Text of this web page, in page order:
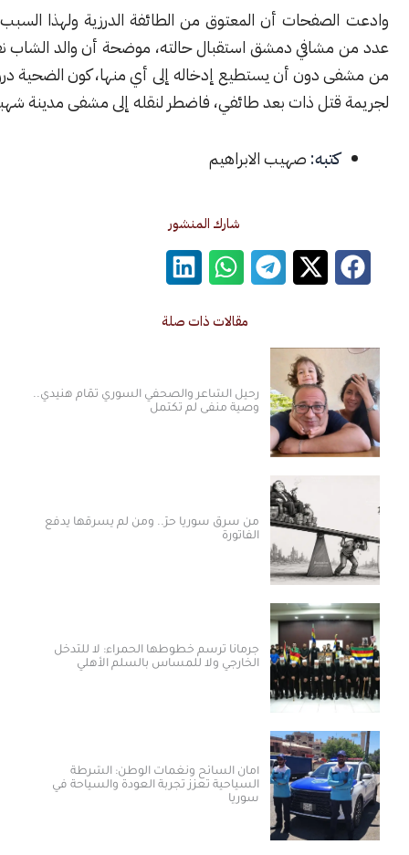
أن المعتوق من الطائفة الدرزية ولهذا السبب فقد رفض
دمشق استقبال حالته، موضحة أن والد الشاب نقله إلى أكثر
دون أن يستطيع إدخاله إلى أي منها، كون الضحية درزي متعرض
ذات بعد طائفي، فاضطر لنقله إلى مشفى مدينة شهبا.
صهيب الابراهيم
شارك المنشور
مقالات ذات صلة
رحيل الشاعر والصحفي السوري تمّام هنيدي..
وصية منفى لم تكتمل
من سرق سوريا حرّ.. ومن لم يسرقها يدفع
الفاتورة
جرمانا ترسم خطوطها الحمراء: لا للتدخل
الخارجي ولا للمساس بالسلم الأهلي
أمان السائح ونغمات الوطن: الشرطة
السياحية تعزز تجربة العودة والسياحة في
سوريا